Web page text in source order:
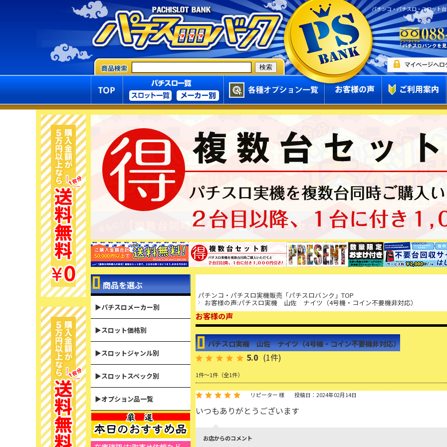
パチンコ・パチスロ・スロット
パチンコ・パチスロ実機販売「パチスロバンク」TOP
お客様の声:パチスロ実機 山佐 ナイツ（4号機・コイン不要機非対応）
お客様の声
パチスロ実機 山佐 ナイツ（4号機・コイン不要機非対応）
5.0 (1件)
1件～1件（全1件）
リピーター 様 投稿日：2024年02月14日
いつもありがとうございます
お店からのコメント
商品を選ぶ
▶パチスロメーカー別
▶スロット価格別
▶スロットジャンル別
▶スロットスペック別
▶オプション品一覧